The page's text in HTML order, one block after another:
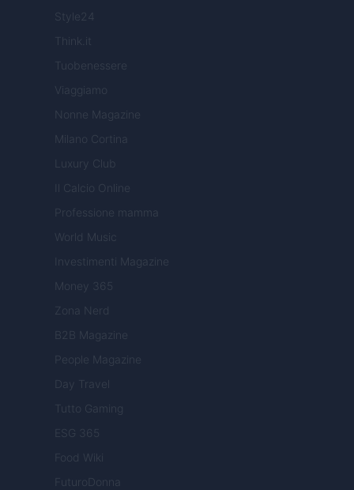
Style24
Think.it
Tuobenessere
Viaggiamo
Nonne Magazine
Milano Cortina
Luxury Club
Il Calcio Online
Professione mamma
World Music
Investimenti Magazine
Money 365
Zona Nerd
B2B Magazine
People Magazine
Day Travel
Tutto Gaming
ESG 365
Food Wiki
FuturoDonna